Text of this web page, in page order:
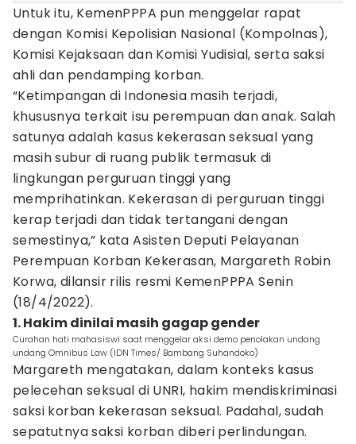
Untuk itu, KemenPPPA pun menggelar rapat
dengan Komisi Kepolisian Nasional (Kompolnas),
Komisi Kejaksaan dan Komisi Yudisial, serta saksi
ahli dan pendamping korban.
“Ketimpangan di Indonesia masih terjadi,
khususnya terkait isu perempuan dan anak. Salah
satunya adalah kasus kekerasan seksual yang
masih subur di ruang publik termasuk di
lingkungan perguruan tinggi yang
memprihatinkan. Kekerasan di perguruan tinggi
kerap terjadi dan tidak tertangani dengan
semestinya,” kata Asisten Deputi Pelayanan
Perempuan Korban Kekerasan, Margareth Robin
Korwa, dilansir rilis resmi KemenPPPA Senin
(18/4/2022).
1. Hakim dinilai masih gagap gender
Curahan hati mahasiswi saat menggelar aksi demo penolakan undang
undang Omnibus Law (IDN Times/ Bambang Suhandoko)
Margareth mengatakan, dalam konteks kasus
pelecehan seksual di UNRI, hakim mendiskriminasi
saksi korban kekerasan seksual. Padahal, sudah
sepatutnya saksi korban diberi perlindungan.